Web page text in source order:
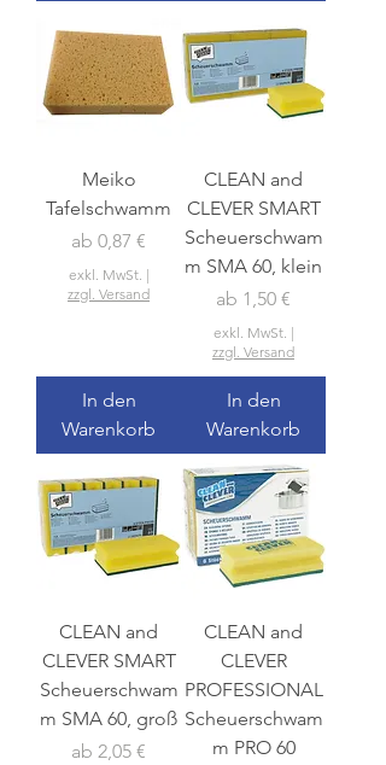
Meiko
Tafelschwamm
ab 0,87 €
Sale-Preis
exkl. MwSt. |
zzgl. Versand
In den
Warenkorb
CLEAN and
CLEVER SMART
Scheuerschwam
m SMA 60, klein
ab 1,50 €
Sale-Preis
exkl. MwSt. |
zzgl. Versand
In den
Warenkorb
CLEAN and
CLEVER SMART
Scheuerschwam
m SMA 60, groß
ab 2,05 €
Sale-Preis
CLEAN and
CLEVER
PROFESSIONAL
Scheuerschwam
m PRO 60